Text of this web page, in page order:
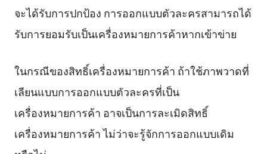
จะได้รับการปกป้อง การออกแบบตัวละครสามารถได้
รับการยอมรับเป็นเครื่องหมายการค้าหากเข้าข่าย
ในกรณีของสิทธิ์เครื่องหมายการค้า ถ้าใช้ภาพวาดที่
เลียนแบบการออกแบบตัวละครที่เป็น
เครื่องหมายการค้า อาจเป็นการละเมิดสิทธิ์
เครื่องหมายการค้า ไม่ว่าจะรู้จักการออกแบบเดิม